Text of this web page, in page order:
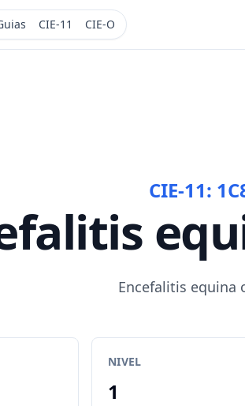
CIE-11 CIE-O
CIE-11:
Encefalitis equina
NIVEL
1